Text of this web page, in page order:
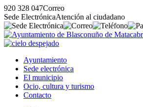
920 328 047Correo
Sede ElectrónicaAtención al ciudadano
Ayuntamiento
Sede electrónica
El municipio
Ocio, cultura y turismo
Contacto